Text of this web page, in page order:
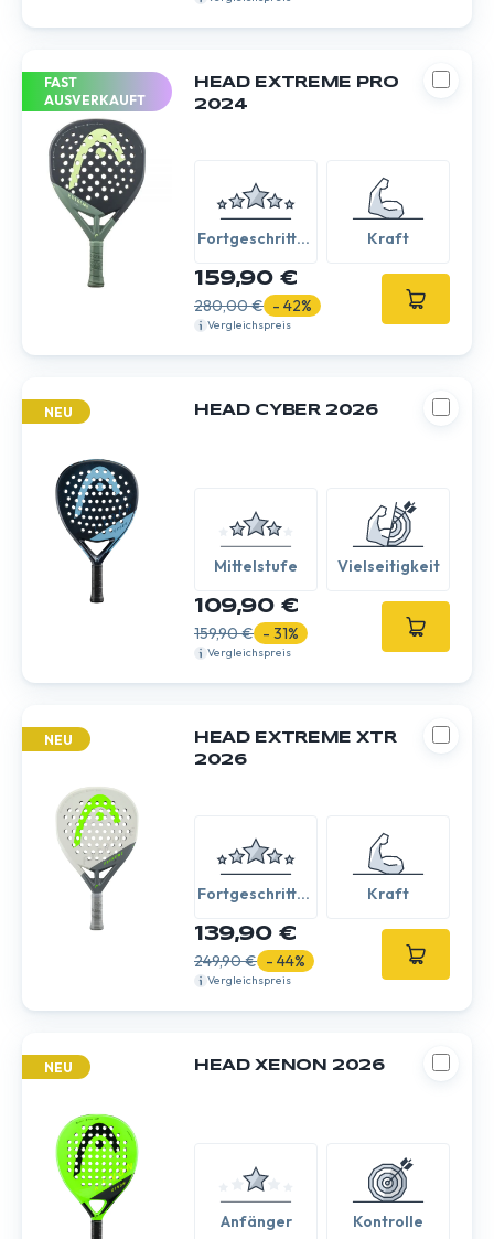
FAST
AUSVERKAUFT
HEAD EXTREME PRO
2024
Fortgeschritten
Kraft
159,90 €
280,00 € - 42%
Vergleichspreis
NEU HEAD CYBER 2026
Mittelstufe Vielseitigkeit
109,90 €
159,90 € - 31%
Vergleichspreis
NEU
HEAD EXTREME XTR
2026
Fortgeschritten
Kraft
139,90 €
249,90 € - 44%
Vergleichspreis
NEU HEAD XENON 2026
Anfänger Kontrolle